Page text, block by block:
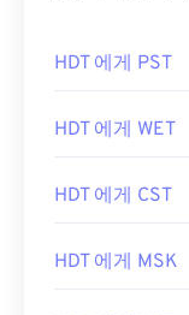
HDT 에게 PST
HDT 에게 WET
HDT 에게 CST
HDT 에게 MSK